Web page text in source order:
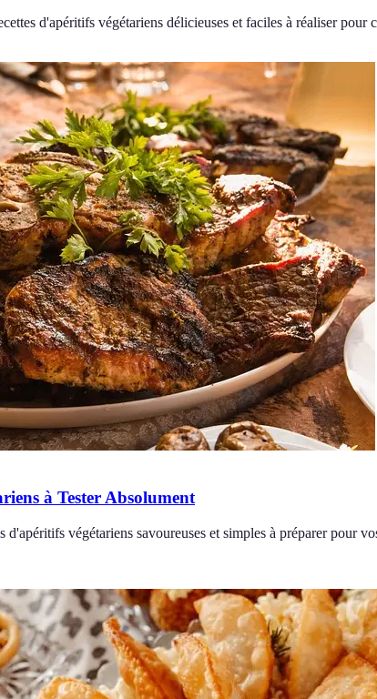
d'apéritifs végétariens délicieuses et faciles à réaliser pour
à Tester Absolument
d'apéritifs végétariens savoureuses et simples à préparer pour